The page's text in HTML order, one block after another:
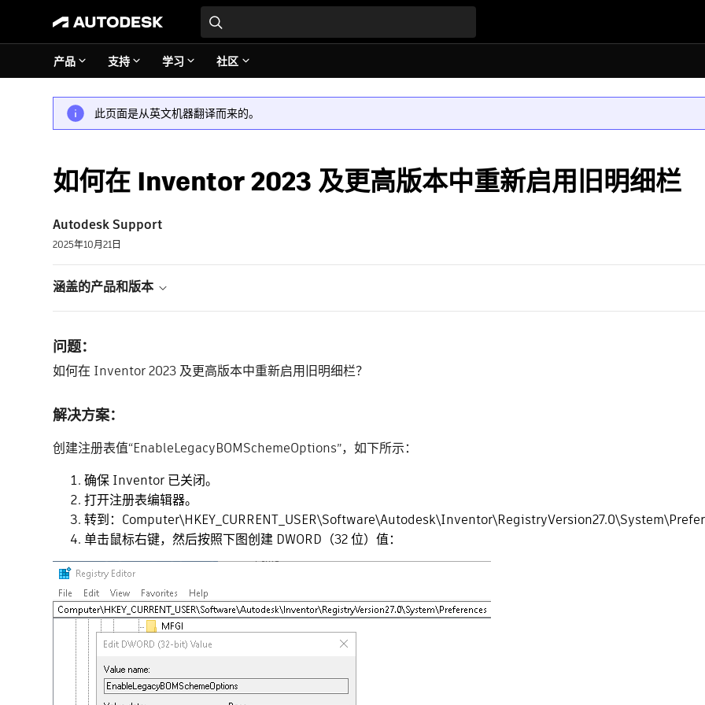
产品 支持 学习 社区
此页面是从英文机器翻译而来的。
如何在 Inventor 2023 及更高版本中重新启用旧明细栏
Autodesk Support
2025年10月21日
涵盖的产品和版本
问题：
如何在 Inventor 2023 及更高版本中重新启用旧明细栏？
解决方案：
创建注册表值“EnableLegacyBOMSchemeOptions”，如下所示：
确保 Inventor 已关闭。
打开注册表编辑器。
转到：
单击鼠标右键，然后按照下图创建 DWORD（32 位）值：